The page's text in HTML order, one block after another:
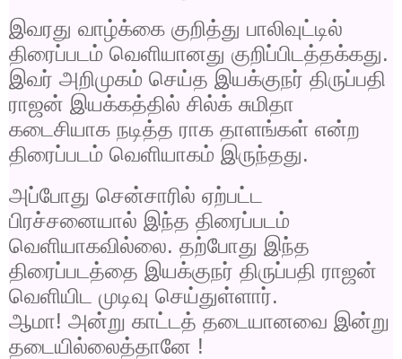
இவரது வாழ்க்கை குறித்து பாலிவுட்டில்
திரைப்படம் வெளியானது குறிப்பிடத்தக்கது.
இவர் அறிமுகம் செய்த இயக்குநர் திருப்பதி
ராஜன் இயக்கத்தில் சில்க் சுமிதா
கடைசியாக நடித்த ராக தாளங்கள் என்ற
திரைப்படம் வெளியாகம் இருந்தது.
அப்போது சென்சாரில் ஏற்பட்ட
பிரச்சனையால் இந்த திரைப்படம்
வெளியாகவில்லை. தற்போது இந்த
திரைப்படத்தை இயக்குநர் திருப்பதி ராஜன்
வெளியிட முடிவு செய்துள்ளார்.
ஆமா! அன்று காட்டத் தடையானவை இன்று
தடையில்லைத்தானே !